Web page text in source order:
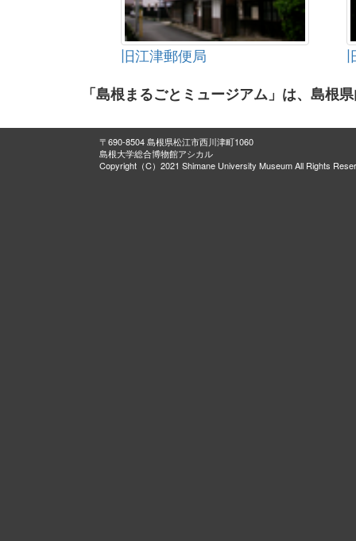
旧江津郵便局
「島根まるごとミュージアム」は、島根
〒690-8504 島根県松江市西川津町1060
島根大学総合博物館アシカル
Copyright（C）2021 Shimane University Museum All Rights